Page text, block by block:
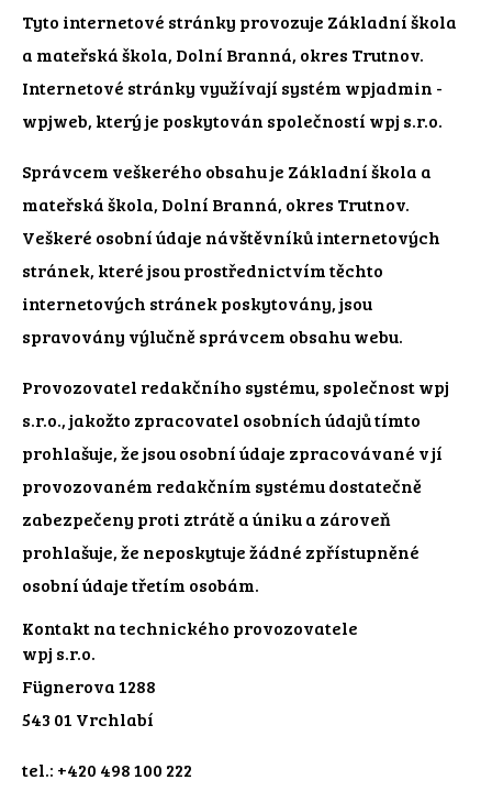
Tyto internetové stránky provozuje Základní škola
a mateřská škola, Dolní Branná, okres Trutnov.
Internetové stránky využívají systém wpjadmin -
wpjweb, který je poskytován společností wpj s.r.o.
Správcem veškerého obsahu je Základní škola a
mateřská škola, Dolní Branná, okres Trutnov.
Veškeré osobní údaje návštěvníků internetových
stránek, které jsou prostřednictvím těchto
internetových stránek poskytovány, jsou
spravovány výlučně správcem obsahu webu.
Provozovatel redakčního systému, společnost wpj
s.r.o., jakožto zpracovatel osobních údajů tímto
prohlašuje, že jsou osobní údaje zpracovávané v jí
provozovaném redakčním systému dostatečně
zabezpečeny proti ztrátě a úniku a zároveň
prohlašuje, že neposkytuje žádné zpřístupněné
osobní údaje třetím osobám.
Kontakt na technického provozovatele
wpj s.r.o.
Fügnerova 1288
543 01 Vrchlabí
tel.: +420 498 100 222